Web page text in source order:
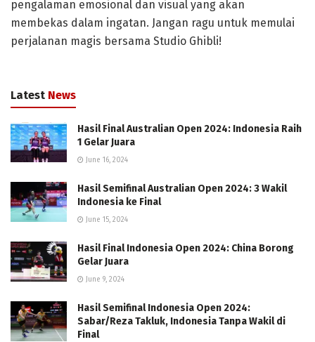
pengalaman emosional dan visual yang akan
membekas dalam ingatan. Jangan ragu untuk memulai
perjalanan magis bersama Studio Ghibli!
Latest News
Hasil Final Australian Open 2024: Indonesia Raih
1 Gelar Juara
June 16, 2024
Hasil Semifinal Australian Open 2024: 3 Wakil
Indonesia ke Final
June 15, 2024
Hasil Final Indonesia Open 2024: China Borong
Gelar Juara
June 9, 2024
Hasil Semifinal Indonesia Open 2024:
Sabar/Reza Takluk, Indonesia Tanpa Wakil di
Final